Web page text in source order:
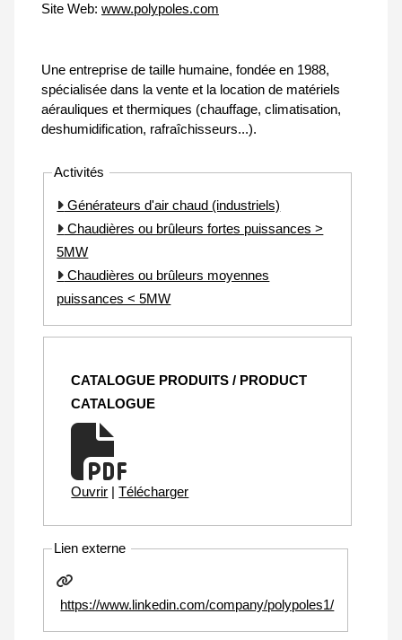
Site Web: www.polypoles.com
Une entreprise de taille humaine, fondée en 1988,
spécialisée dans la vente et la location de matériels
aérauliques et thermiques (chauffage, climatisation,
deshumidification, rafraîchisseurs...).
Activités
Générateurs d'air chaud (industriels)
Chaudières ou brûleurs fortes puissances >
5MW
Chaudières ou brûleurs moyennes
puissances < 5MW
CATALOGUE PRODUITS / PRODUCT
CATALOGUE
Ouvrir | Télécharger
Lien externe
https://www.linkedin.com/company/polypoles1/